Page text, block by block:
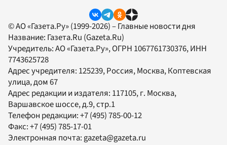
© АО «Газета.Ру» (1999-2026) – Главные новости дня
Название: Газета.Ru (Gazeta.Ru)
Учредитель:АО «Газета.Ру», ОГРН 1067761730376, ИНН
7743625728
Адрес учредителя: 125239, Россия, Москва, Коптевская
улица, дом 67
Адрес редакции и издателя: 117105, г. Москва,
Варшавское шоссе, д.9, стр.1
Телефон редакции:+7 (495) 785-00-12
Факс:+7 (495) 785-17-01
Электронная почта:gazeta@gazeta.ru